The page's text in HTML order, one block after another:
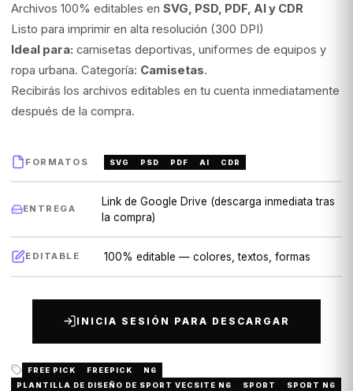
Archivos 100% editables en SVG, PSD, PDF, AI y CDR
Listo para imprimir en alta resolución (300 DPI)
Ideal para: camisetas deportivas, uniformes de equipos y
ropa urbana. Categoría: Camisetas.
Recibirás los archivos editables en tu cuenta inmediatamente
después de la compra.
FORMATOS SVG PSD PDF AI CDR
ENTREGA
Link de Google Drive (descarga inmediata tras
la compra)
EDITABLE 100% editable — colores, textos, formas
INICIA SESIÓN PARA DESCARGAR
FREE PICK FREEPICK
N6
PLANTILLA DE DISEÑO DE SPORT VECSITE N6
SPORT
SPORT N6